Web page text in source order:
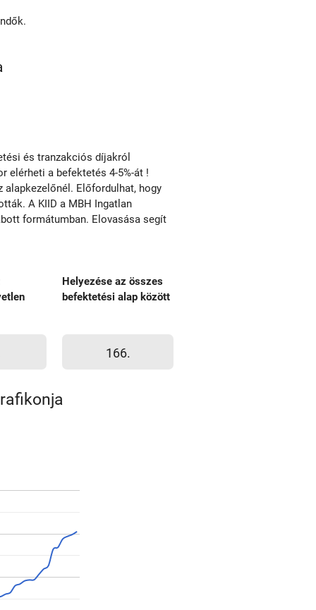
és tranzakciós díjakról
elérheti a befektetés 4-5%-át !
Előfordulhat, hogy
A KIID a MBH Ingatlan
formátumban. Elovasása segít
Helyezése az összes
befektetési alap között
166.